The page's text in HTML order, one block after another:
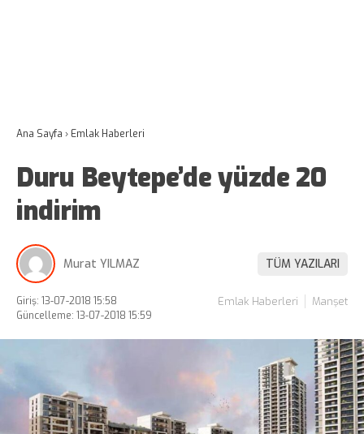
Ana Sayfa › Emlak Haberleri
Duru Beytepe’de yüzde 20
indirim
Murat YILMAZ TÜM YAZILARI
Giriş: 13-07-2018 15:58
Güncelleme: 13-07-2018 15:59
Emlak Haberleri Manşet